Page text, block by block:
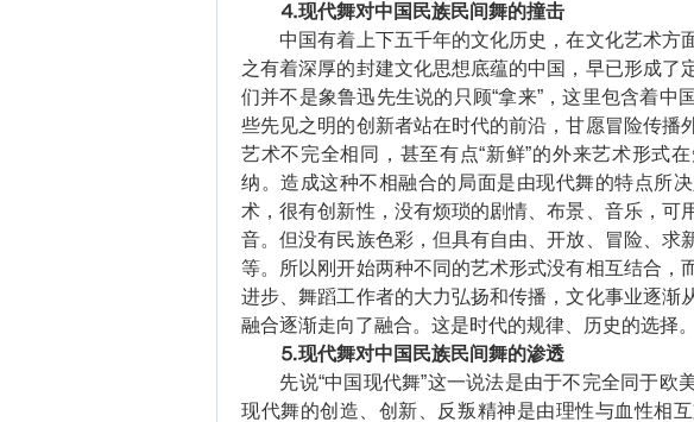
⒋现代舞对中国民族民间舞的撞击
中国有着上下五千年的文化历史，在文化艺术方
之有着深厚的封建文化思想底蕴的中国，早已形成了
们并不是象鲁迅先生说的只顾“拿来”，这里包含着中
些先见之明的创新者站在时代的前沿，甘愿冒险传播
艺术不完全相同，甚至有点“新鲜”的外来艺术形式
纳。造成这种不相融合的局面是由现代舞的特点所
术，很有创新性，没有烦琐的剧情、布景、音乐，可
音。但没有民族色彩，但具有自由、开放、冒险、求
等。所以刚开始两种不同的艺术形式没有相互结合，
进步、舞蹈工作者的大力弘扬和传播，文化事业逐渐
融合逐渐走向了融合。这是时代的规律、历史的选择。
⒌现代舞对中国民族民间舞的渗透
先说“中国现代舞”这一说法是由于不完全同于欧美
现代舞的创造、创新、反叛精神是由理性与血性相